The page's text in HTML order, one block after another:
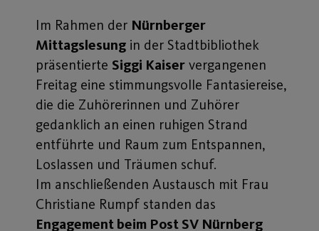
Im Rahmen der Nürnberger
Mittagslesung in der Stadtbibliothek
präsentierte Siggi Kaiser vergangenen
Freitag eine stimmungsvolle Fantasiereise,
die die Zuhörerinnen und Zuhörer
gedanklich an einen ruhigen Strand
entführte und Raum zum Entspannen,
Loslassen und Träumen schuf.
Im anschließenden Austausch mit Frau
Christiane Rumpf standen das
Engagement beim Post SV Nürnberg